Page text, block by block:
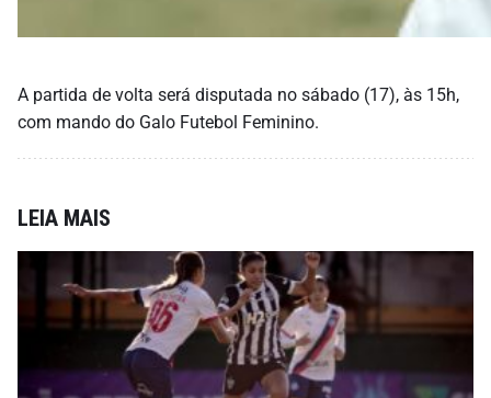
A partida de volta será disputada no sábado (17), às 15h,
com mando do Galo Futebol Feminino.
LEIA MAIS